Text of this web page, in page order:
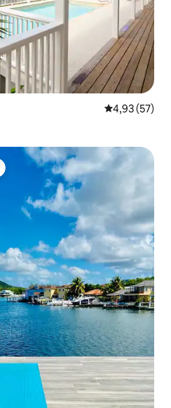
Calificación
4,93 (57)